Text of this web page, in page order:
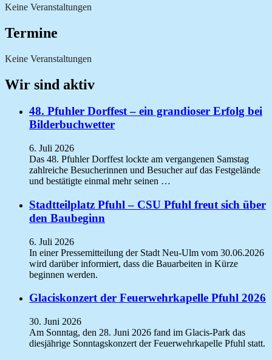
Keine Veranstaltungen
Termine
Keine Veranstaltungen
Wir sind aktiv
48. Pfuhler Dorffest – ein grandioser Erfolg bei
Bilderbuchwetter
6. Juli 2026
Das 48. Pfuhler Dorffest lockte am vergangenen Samstag
zahlreiche Besucherinnen und Besucher auf das Festgelände
und bestätigte einmal mehr seinen …
Stadtteilplatz Pfuhl – CSU Pfuhl freut sich über
den Baubeginn
6. Juli 2026
In einer Pressemitteilung der Stadt Neu-Ulm vom 30.06.2026
wird darüber informiert, dass die Bauarbeiten in Kürze
beginnen werden.
Glaciskonzert der Feuerwehrkapelle Pfuhl 2026
30. Juni 2026
Am Sonntag, den 28. Juni 2026 fand im Glacis-Park das
diesjährige Sonntagskonzert der Feuerwehrkapelle Pfuhl statt.